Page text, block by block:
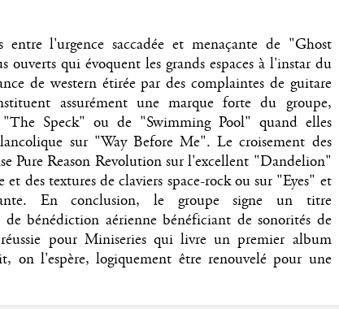
entre l'urgence saccadée et menaçante de "Ghost
ouverts qui évoquent les grands espaces à l'instar du
de western étirée par des complaintes de guitare
assurément une marque forte du groupe,
Speck" ou de "Swimming Pool" quand elles
sur "Way Before Me". Le croisement des
Pure Reason Revolution sur l'excellent "Dandelion"
des textures de claviers space-rock ou sur "Eyes" et
En conclusion, le groupe signe un titre
bénédiction aérienne bénéficiant de sonorités de
pour Miniseries qui livre un premier album
on l'espère, logiquement être renouvelé pour une